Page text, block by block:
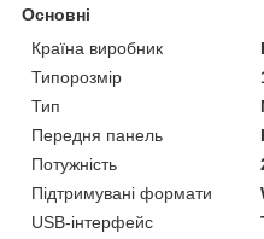
Основні
Країна виробник
Типорозмір
Тип
Передня панель
Потужність
Підтримувані формати
USB-інтерфейс